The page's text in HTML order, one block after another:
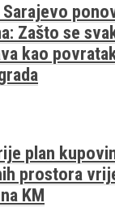
Zašto se
kao
plan
prostora
KM